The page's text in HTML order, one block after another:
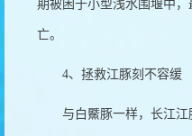
期被困于小型浅水围堰中
亡。
4、拯救江豚刻不容缓
与白鱀豚一样，长江